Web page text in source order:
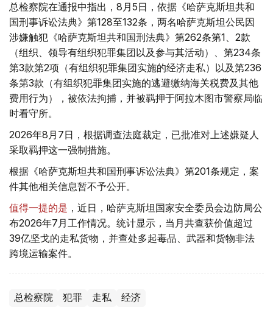
总检察院在通报中指出，8月5日，依据《哈萨克斯坦共和
国刑事诉讼法典》第128至132条，两名哈萨克斯坦公民因
涉嫌触犯《哈萨克斯坦共和国刑法典》第262条第1、2款
（组织、领导有组织犯罪集团以及参与其活动）、第234条
第3款第2项（有组织犯罪集团实施的经济走私）以及第236
条第3款（有组织犯罪集团实施的逃避缴纳海关税费及其他
费用行为），被依法拘捕，并被羁押于阿拉木图市警察局临
时看守所。
2026年8月7日，根据调查法庭裁定，已批准对上述嫌疑人
采取羁押这一强制措施。
根据《哈萨克斯坦共和国刑事诉讼法典》第201条规定，案
件其他相关信息暂不予公开。
值得一提的是 ，近日，哈萨克斯坦国家安全委员会边防局公
布2026年7月工作情况。统计显示，当月共查获价值超过
39亿坚戈的走私货物，并查处多起毒品、武器和货物非法
跨境运输案件。
总检察院 犯罪 走私 经济